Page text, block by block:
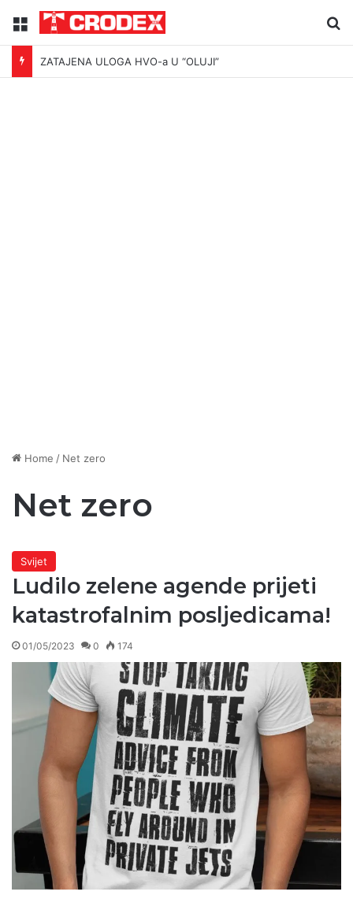
Menu
ZATAJENA ULOGA HVO-a U “OLUJI”
Home / Net zero
Net zero
Svijet
Ludilo zelene agende prijeti
katastrofalnim posljedicama!
01/05/2023 0 174